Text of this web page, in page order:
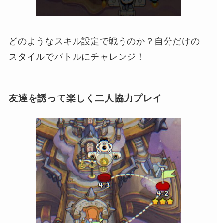
どのようなスキル設定で戦うのか？自分だけの
スタイルでバトルにチャレンジ！
友達を誘って楽しく二人協力プレイ